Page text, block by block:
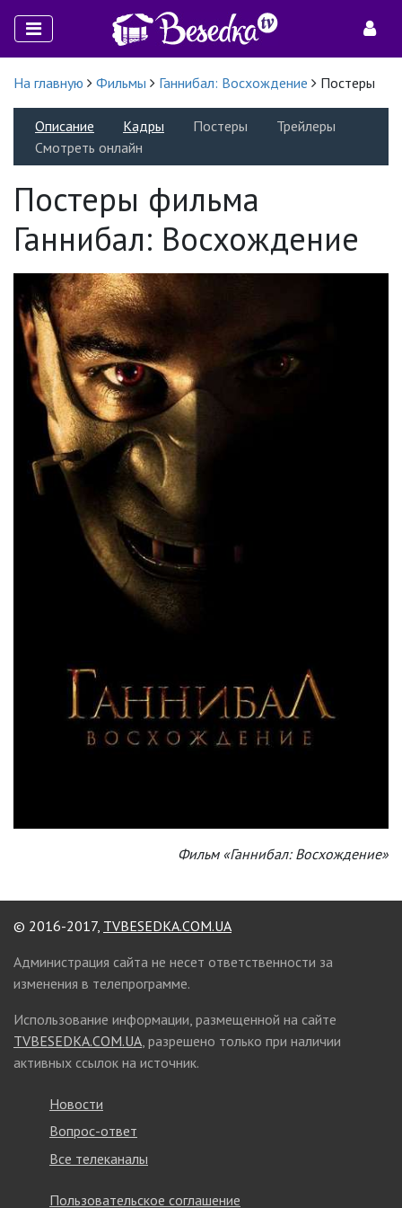
На главную Фильмы Ганнибал: Восхождение Постеры
Описание Кадры Постеры
Трейлеры
Смотреть онлайн
Постеры фильма
Ганнибал: Восхождение
Фильм «Ганнибал: Восхождение»
© 2016-2017, TVBESEDKA.COM.UA
Администрация сайта не несет ответственности за
изменения в телепрограмме.
Использование информации, размещенной на сайте
TVBESEDKA.COM.UA , разрешено только при наличии
активных ссылок на источник.
Новости
Вопрос-ответ
Все телеканалы
Пользовательское соглашение